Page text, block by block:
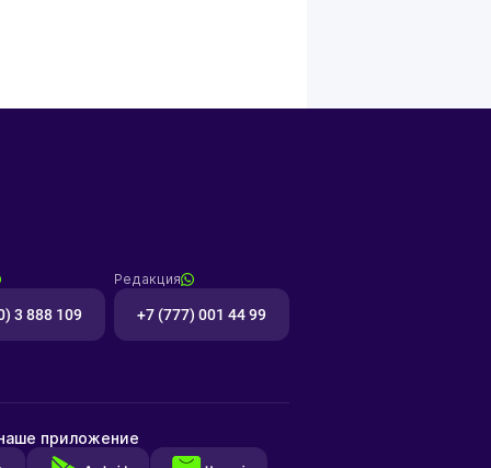
3 888 109
Редакция
+7 (777) 001 44 99
приложение